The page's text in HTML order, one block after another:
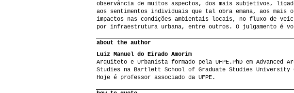
observância de muitos aspectos, dos mais subjetivos,
aos sentimentos individuais que tal obra emana, aos mais
impactos nas condições ambientais locais, no fluxo de
por infraestrutura urbana, entre outros. O julgamento é
about the author
Luiz Manuel do Eirado Amorim
Arquiteto e Urbanista formado pela UFPE.PhD em Advanced
Studies na Bartlett School of Graduate Studies University
Hoje é professor associado da UFPE.